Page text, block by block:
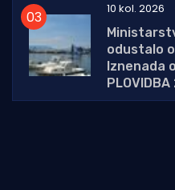
10 kol. 2026
odustalo
Iznenada